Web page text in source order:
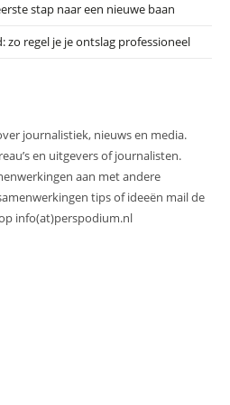
stap naar een nieuwe baan
zo regel je je ontslag professioneel
journalistiek, nieuws en media.
en uitgevers of journalisten.
aan met andere
tips of ideeën mail de
info(at)perspodium.nl